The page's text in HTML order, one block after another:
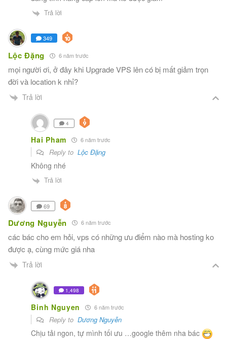
Trả lời
349
Lộc Đặng 6 năm trước
mọi người ơi, ở đây khi Upgrade VPS lên có bị mất giảm trọn
đời và location k nhỉ?
Trả lời
4
Hai Pham 6 năm trước
Reply toLộc Đặng
Không nhé
Trả lời
69
Dương Nguyễn 6 năm trước
các bác cho em hỏi, vps có những ưu điểm nào mà hosting ko
được ạ, cùng mức giá nha
Trả lời
1,498
Binh Nguyen 6 năm trước
Reply toDương Nguyễn
Chịu tải ngon, tự mình tối ưu …google thêm nha bác